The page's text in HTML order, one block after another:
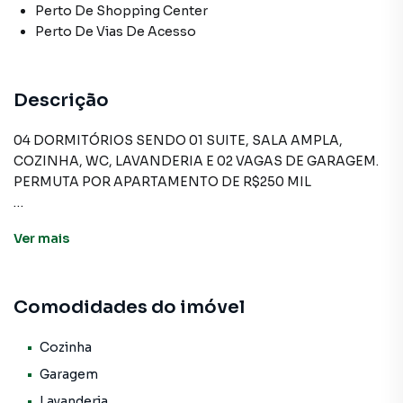
Perto De Shopping Center
Perto De Vias De Acesso
Descrição
04 DORMITÓRIOS SENDO 01 SUITE, SALA AMPLA,
COZINHA, WC, LAVANDERIA E 02 VAGAS DE GARAGEM.
PERMUTA POR APARTAMENTO DE R$250 MIL
Sobrado para Venda em região valorizada do bairro
Entre em contato com nossa equipe pelo telefone (11)
A A Bela Vista Imóveis tem mais opções de apartamentos,
Ver mais
Comodidades do imóvel
Cozinha
Garagem